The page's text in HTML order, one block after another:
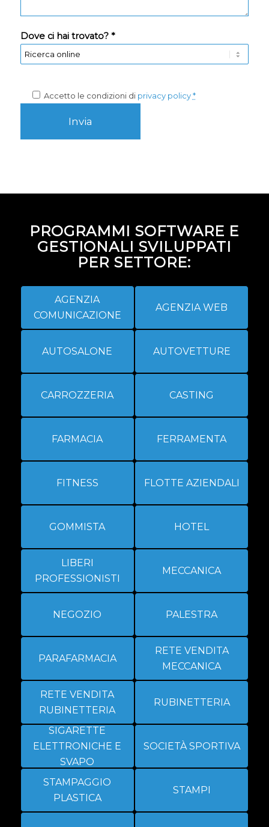
Dove ci hai trovato? *
Accetto le condizioni di privacy policy *
PROGRAMMI SOFTWARE E
GESTIONALI SVILUPPATI
PER SETTORE:
AGENZIA
COMUNICAZIONE
AGENZIA WEB
AUTOSALONE AUTOVETTURE
CARROZZERIA CASTING
FARMACIA FERRAMENTA
FITNESS FLOTTE AZIENDALI
GOMMISTA HOTEL
LIBERI
PROFESSIONISTI
MECCANICA
NEGOZIO PALESTRA
PARAFARMACIA
RETE VENDITA
MECCANICA
RETE VENDITA
RUBINETTERIA
RUBINETTERIA
SIGARETTE
ELETTRONICHE E
SVAPO
SOCIETÀ SPORTIVA
STAMPAGGIO
PLASTICA
STAMPI